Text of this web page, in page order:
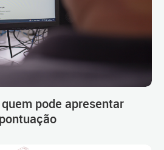
pode apresentar